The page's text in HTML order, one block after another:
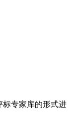
标专家库的形式进